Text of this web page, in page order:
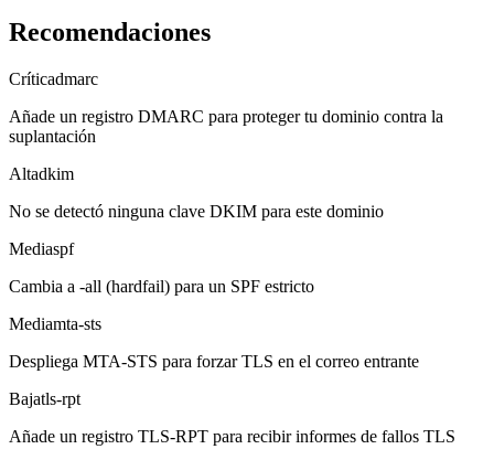
Recomendaciones
Críticadmarc
Añade un registro DMARC para proteger tu dominio contra la
suplantación
Altadkim
No se detectó ninguna clave DKIM para este dominio
Mediaspf
Cambia a -all (hardfail) para un SPF estricto
Mediamta-sts
Despliega MTA-STS para forzar TLS en el correo entrante
Bajatls-rpt
Añade un registro TLS-RPT para recibir informes de fallos TLS